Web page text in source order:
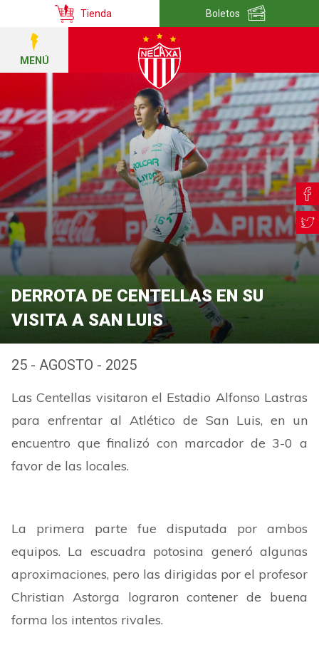
Tienda Boletos
MENÚ
DERROTA DE CENTELLAS EN SU
VISITA A SAN LUIS
25 - AGOSTO - 2025
Las Centellas visitaron el Estadio Alfonso Lastras
para enfrentar al Atlético de San Luis, en un
encuentro que finalizó con marcador de 3-0 a
favor de las locales.
La primera parte fue disputada por ambos
equipos. La escuadra potosina generó algunas
aproximaciones, pero las dirigidas por el profesor
Christian Astorga lograron contener de buena
forma los intentos rivales.